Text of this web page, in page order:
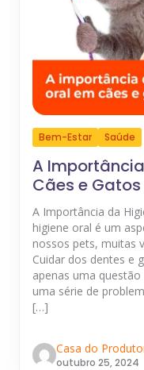
Bem-Estar Saúde
A
Cães e Gatos
A Importância da
higiene oral é um
nossos pets, muitas
Cuidar dos dentes e
apenas uma
uma série de
[…]
Casa do
outubro 25, 2024